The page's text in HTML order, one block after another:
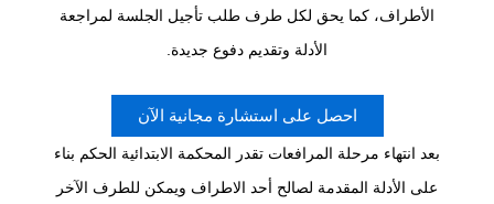
الأطراف، كما يحق لكل طرف طلب تأجيل الجلسة لمراجعة
الأدلة وتقديم دفوع جديدة.
احصل على استشارة مجانية الآن
بعد انتهاء مرحلة المرافعات تقدر المحكمة الابتدائية الحكم بناء
على الأدلة المقدمة لصالح أحد الاطراف ويمكن للطرف الآخر